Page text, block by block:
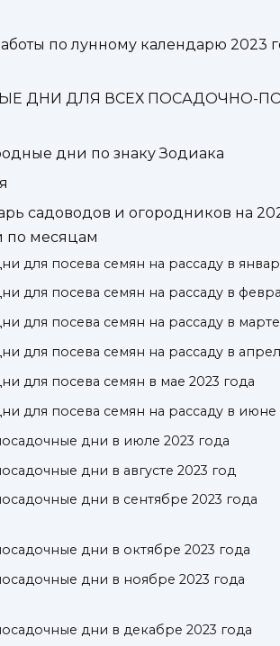
по лунному календарю 2023
ДНИ ДЛЯ ВСЕХ ПОСАДОЧНО-
дни по знаку Зодиака
садоводов и огородников на
месяцам
для посева семян на рассаду в
для посева семян на рассаду в
для посева семян на рассаду в
для посева семян на рассаду в
для посева семян в мае 2023 года
для посева семян на рассаду в июне
дни в июле 2023 года
дни в августе 2023 год
дни в сентябре 2023 года
дни в октябре 2023 года
дни в ноябре 2023 года
дни в декабре 2023 года